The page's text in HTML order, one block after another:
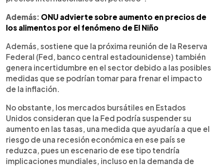
Además: ONU advierte sobre aumento en precios de
los alimentos por el fenómeno de El Niño
Además, sostiene que la próxima reunión de la Reserva
Federal (Fed, banco central estadounidense) también
genera incertidumbre en el sector debido a las posibles
medidas que se podrían tomar para frenar el impacto
de la inflación.
No obstante, los mercados bursátiles en Estados
Unidos consideran que la Fed podría suspender su
aumento en las tasas, una medida que ayudaría a que el
riesgo de una recesión económica en ese país se
reduzca, pues un escenario de ese tipo tendría
implicaciones mundiales, incluso en la demanda de